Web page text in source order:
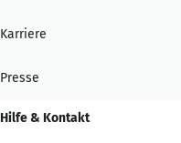
Karriere
Presse
Hilfe & Kontakt